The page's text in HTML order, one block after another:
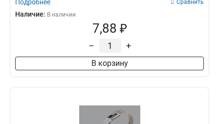
Подробнее Сравнить
Наличие: В наличии
7,88 ₽
– +
В корзину